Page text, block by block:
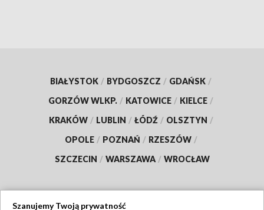
BIAŁYSTOK / BYDGOSZCZ / GDAŃSK /
GORZÓW WLKP. / KATOWICE / KIELCE /
KRAKÓW / LUBLIN / ŁÓDŹ / OLSZTYN /
OPOLE / POZNAŃ / RZESZÓW /
SZCZECIN / WARSZAWA / WROCŁAW
Szanujemy Twoją prywatność